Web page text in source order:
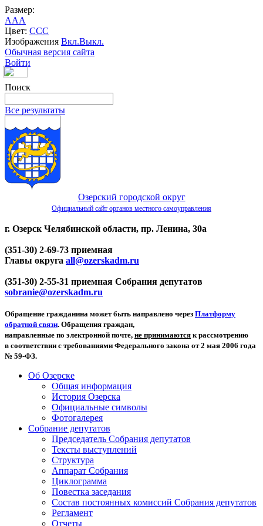
Размер:
AAA
Цвет: CCC
Изображения Вкл.Выкл.
Обычная версия сайта
Войти
Поиск
Все результаты
Озерский городской округ
Официальный сайт органов местного самоуправления
г. Озерск Челябинской области, пр. Ленина, 30а
(351-30) 2-69-73 приемная
Главы округа all@ozerskadm.ru
(351-30) 2-55-31 приемная Собрания депутатов
sobranie@ozerskadm.ru
Обращение гражданина может быть направлено через Платформу
обратной связи. Обращения граждан,
направленные по электронной почте, не принимаются к рассмотрению
в соответствии с требованиями Федерального закона от 2 мая 2006 года
№ 59-ФЗ.
Об Озерске
Общая информация
История Озерска
Официальные символы
Фотогалерея
Собрание депутатов
Председатель Собрания депутатов
Тексты выступлений
Структура
Аппарат Собрания
Циклограмма
Повестка заседания
Состав постоянных комиссий Собрания депутатов
Регламент
Отчеты